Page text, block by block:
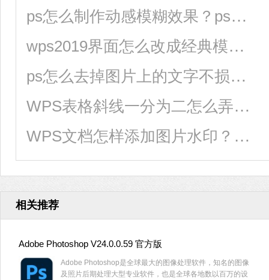
ps怎么制作动感模糊效果？ps添加动感模糊效果的方法技巧
wps2019界面怎么改成经典模式？wps设置方法
ps怎么去掉图片上的文字不损坏背景？
WPS表格斜线一分为二怎么弄？WPS表格斜线绘制方法
WPS文档怎样添加图片水印？WPS文档添加图片水印的方法
相关推荐
Adobe Photoshop V24.0.0.59 官方版
Adobe Photoshop是全球最大的图像处理软件，知名的图像
及照片后期处理大型专业软件，也是全球各地数以百万的设